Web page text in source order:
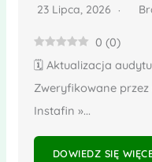
23 Lipca, 2026
0 (0)
🗓️ Aktualizacja
Zweryfikowane
Instafin »...
DOWIEDZ SIĘ